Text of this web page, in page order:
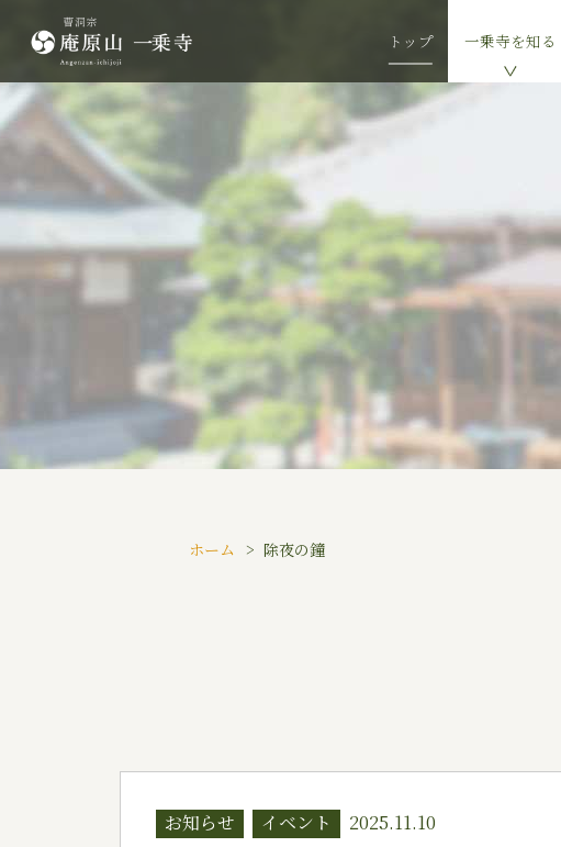
トップ 一乗寺を知る
ホーム 除夜の鐘
お知らせ イベント 2025.11.10